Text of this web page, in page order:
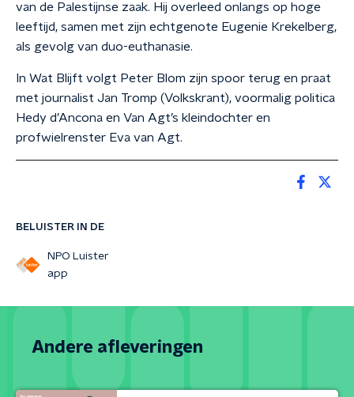
BELUISTER IN DE
NPO Luister
app
van de Palestijnse zaak. Hij overleed onlangs op hoge
leeftijd, samen met zijn echtgenote Eugenie Krekelberg,
als gevolg van duo-euthanasie.
In Wat Blijft volgt Peter Blom zijn spoor terug en praat
met journalist Jan Tromp (Volkskrant), voormalig politica
Hedy d’Ancona en Van Agt’s kleindochter en
profwielrenster Eva van Agt.
Andere afleveringen